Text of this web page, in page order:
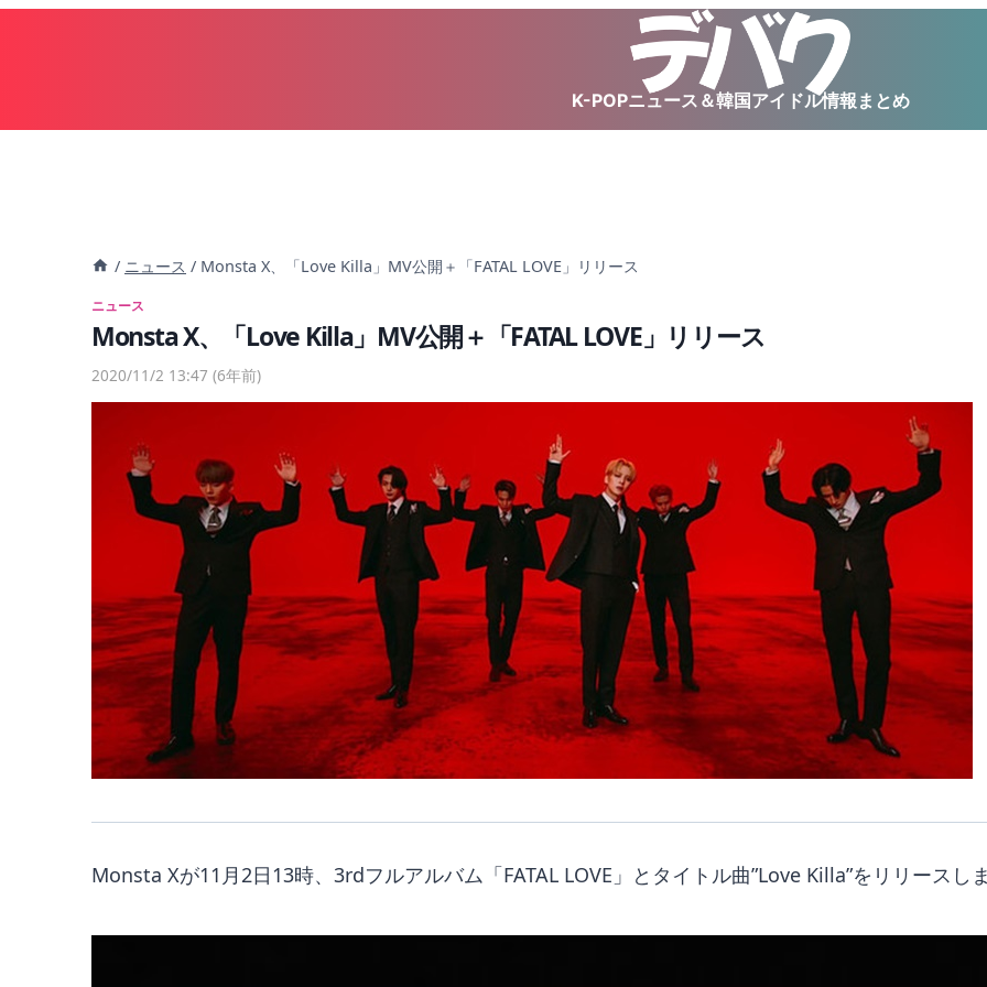
K-POPニュース＆韓国アイドル情報まとめ
/ ニュース / Monsta X、「Love Killa」MV公開＋「FATAL LOVE」リリース
ニュース
Monsta X、「Love Killa」MV公開＋「FATAL LOVE」リリース
2020/11/2 13:47 (6年前)
Monsta Xが11月2日13時、3rdフルアルバム「FATAL LOVE」とタイトル曲”Love Killa”をリリースしま